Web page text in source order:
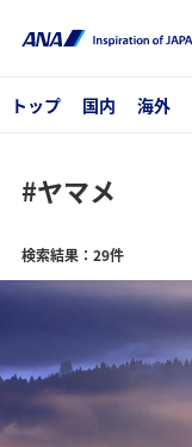
トップ 国内 海外
#ヤマメ
検索結果：29件